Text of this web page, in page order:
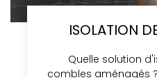
ISOLATION
Quelle solution
combles aménagés